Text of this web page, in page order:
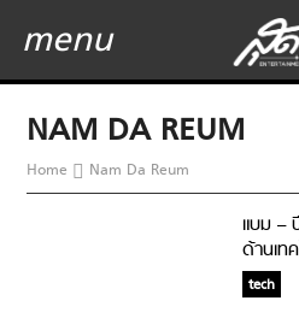
menu
NAM DA REUM
Home Nam Da Reum
แบม –
ด้านเท
tech